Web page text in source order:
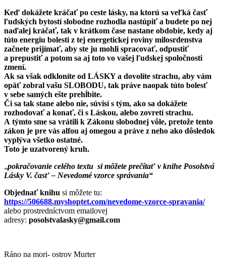
Keď dokážete kráčať po ceste lásky, na ktorú sa veľká časť
ľudských bytostí slobodne rozhodla nastúpiť a budete po nej
naďalej kráčať, tak v krátkom čase nastane obdobie, kedy aj
túto energiu bolesti z tej energetickej roviny milosrdenstva
začnete prijímať, aby ste ju mohli spracovať, odpustiť
a prepustiť a potom sa aj toto vo vašej ľudskej spoločnosti
zmení.
Ak sa však odkloníte od LÁSKY a dovolíte strachu, aby vám
opäť zobral vašu SLOBODU, tak práve naopak túto bolesť
v sebe samých ešte prehĺbite.
Či sa tak stane alebo nie, súvisí s tým, ako sa dokážete
rozhodovať a konať, či s Láskou, alebo zovretí strachu.
A týmto sme sa vrátili k Zákonu slobodnej vôle, pretože tento
zákon je pre vás alfou aj omegou a práve z neho ako dôsledok
vyplýva všetko ostatné.
Toto je uzatvorený kruh.
„pokračovanie celého textu si môžete prečítať v knihe Posolstvá
Lásky V. časť – Nevedomé vzorce správania“
Objednať knihu si môžete tu:
https://506688.myshoptet.com/nevedome-vzorce-spravania/
alebo prostredníctvom emailovej
adresy: posolstvalasky@gmail.com
Ráno na mori- ostrov Murter